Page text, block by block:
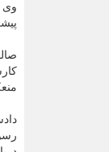
وی